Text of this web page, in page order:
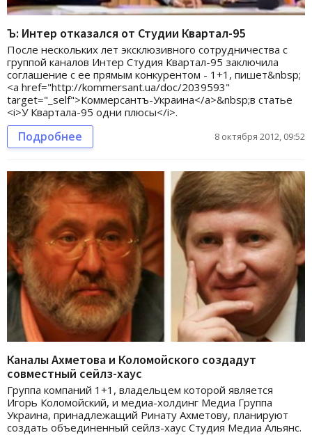
Ъ: Интер отказался от Студии Квартал-95
После нескольких лет эксклюзивного сотрудничества с
группой каналов Интер Студия Квартал-95 заключила
соглашение с ее прямым конкурентом - 1+1, пишет&nbsp;
<a href="http://kommersant.ua/doc/2039593"
target="_self">Коммерсантъ-Украина</a>&nbsp;в статье
<i>У Квартала-95 одни плюсы</i>.
Подробнее 8 октября 2012, 09:52
Каналы Ахметова и Коломойского создадут
совместный сейлз-хаус
Группа компаний 1+1, владельцем которой является
Игорь Коломойский, и медиа-холдинг Медиа Группа
Украина, принадлежащий Ринату Ахметову, планируют
создать объединенный сейлз-хаус Студия Медиа Альянс.